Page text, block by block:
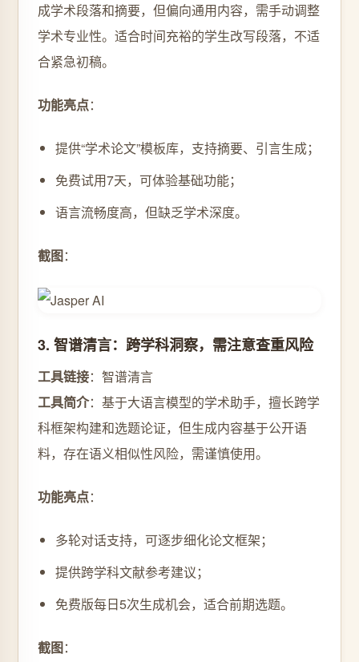
成学术段落和摘要，但偏向通用内容，需手动调整
学术专业性。适合时间充裕的学生改写段落，不适
合紧急初稿。
功能亮点：
提供“学术论文”模板库，支持摘要、引言生成；
免费试用7天，可体验基础功能；
语言流畅度高，但缺乏学术深度。
截图：
3. 智谱清言：跨学科洞察，需注意查重风险
工具链接：智谱清言
工具简介：基于大语言模型的学术助手，擅长跨学
科框架构建和选题论证，但生成内容基于公开语
料，存在语义相似性风险，需谨慎使用。
功能亮点：
多轮对话支持，可逐步细化论文框架；
提供跨学科文献参考建议；
免费版每日5次生成机会，适合前期选题。
截图：